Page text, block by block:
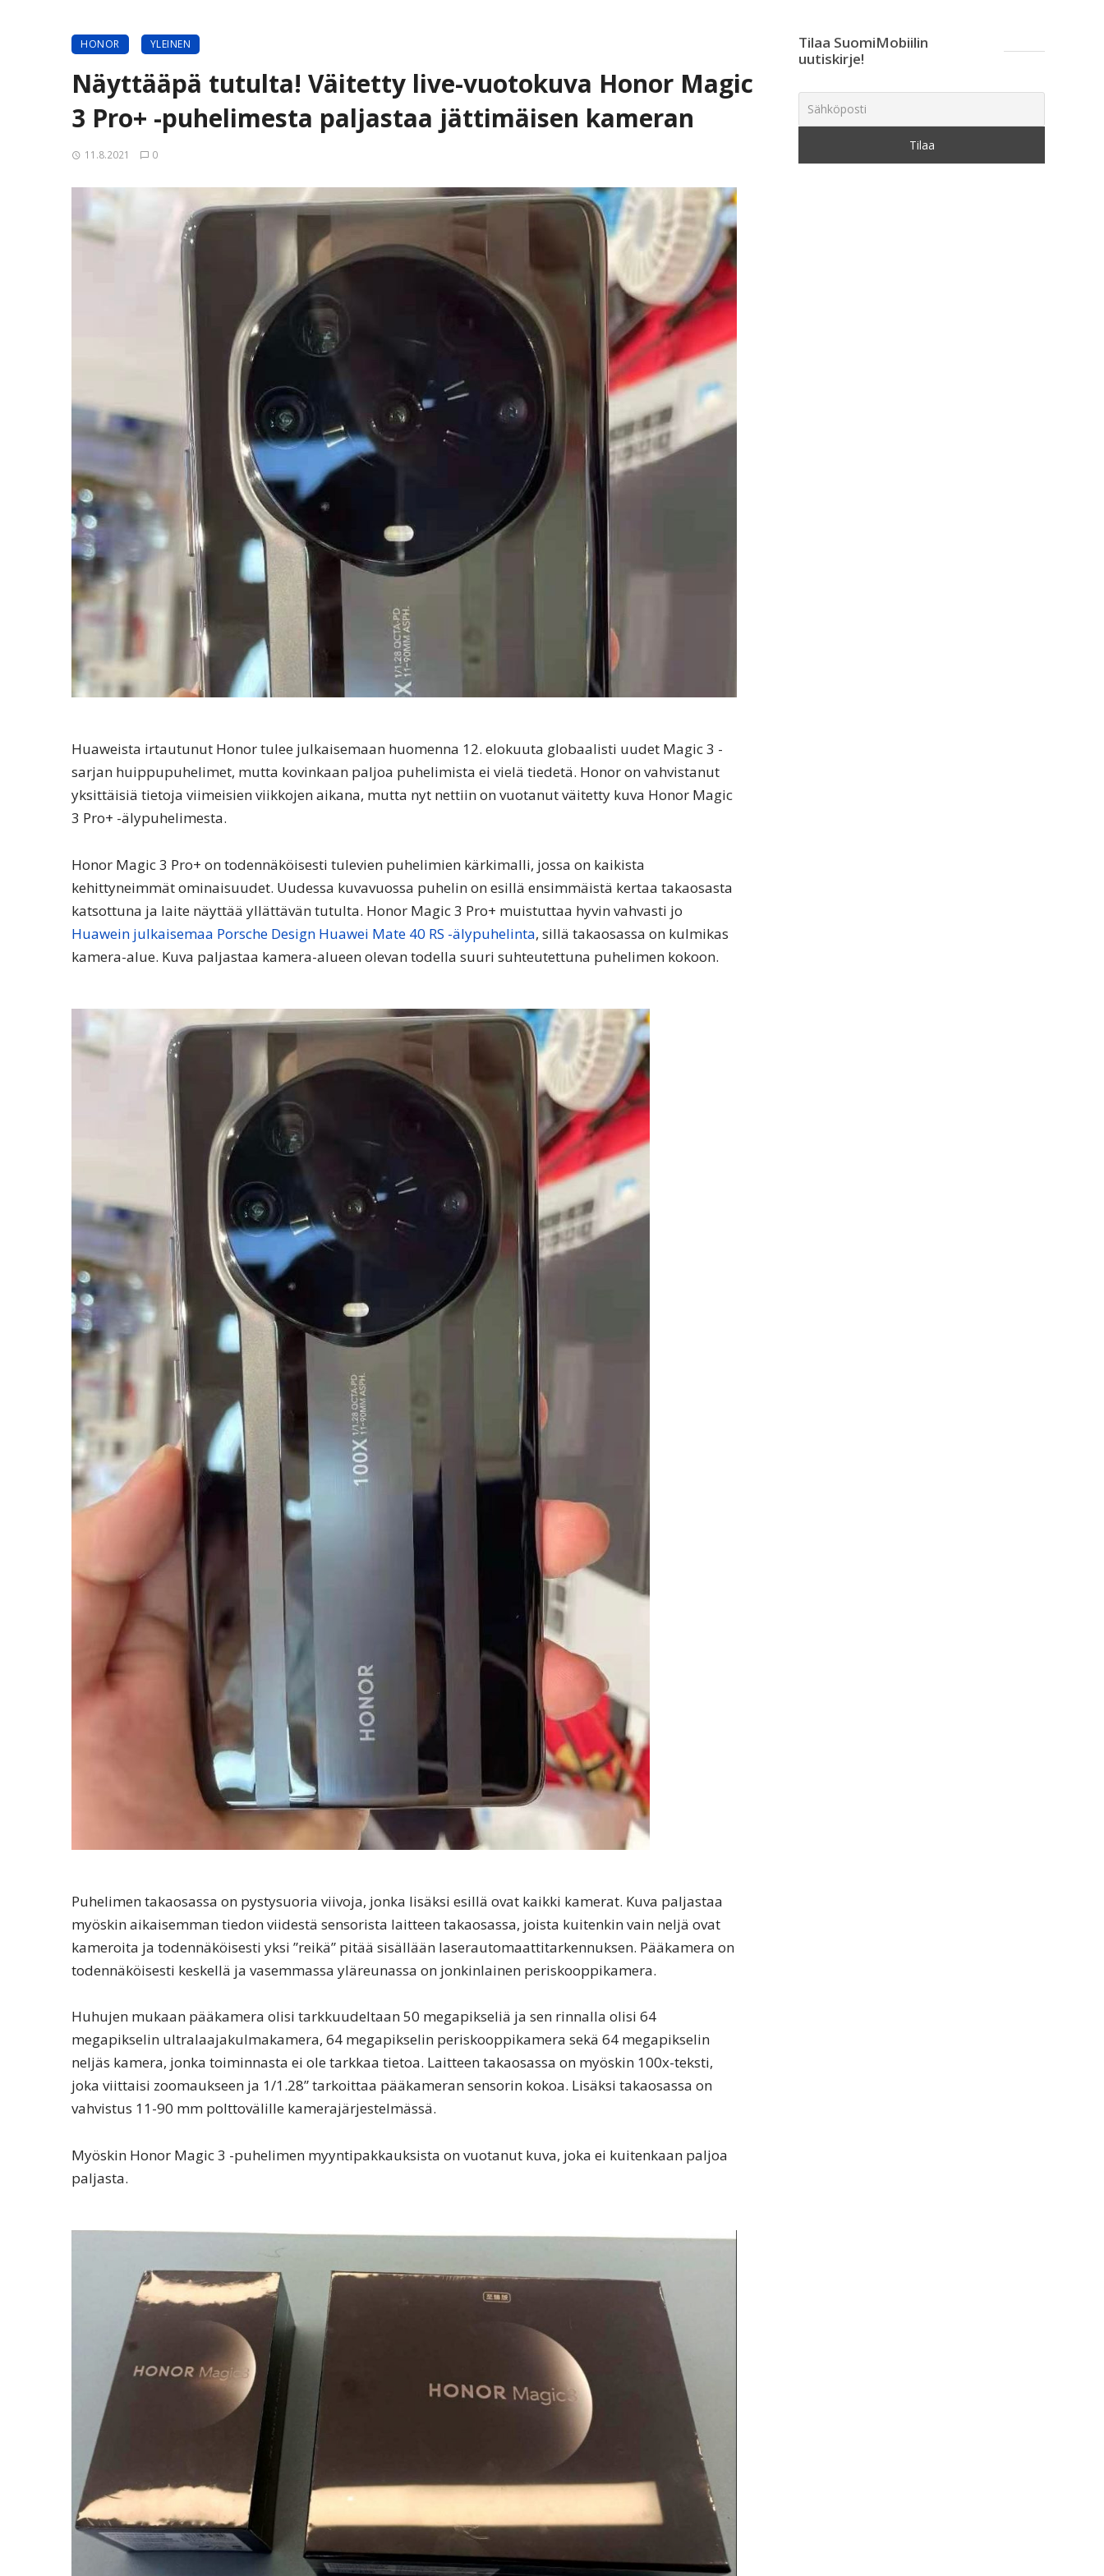
HONOR YLEINEN
Näyttääpä tutulta! Väitetty live-vuotokuva Honor Magic
3 Pro+ -puhelimesta paljastaa jättimäisen kameran
11.8.2021 0
Huaweista irtautunut Honor tulee julkaisemaan huomenna 12. elokuuta globaalisti uudet Magic 3 -
sarjan huippupuhelimet, mutta kovinkaan paljoa puhelimista ei vielä tiedetä. Honor on vahvistanut
yksittäisiä tietoja viimeisien viikkojen aikana, mutta nyt nettiin on vuotanut väitetty kuva Honor Magic
3 Pro+ -älypuhelimesta.
Honor Magic 3 Pro+ on todennäköisesti tulevien puhelimien kärkimalli, jossa on kaikista
kehittyneimmät ominaisuudet. Uudessa kuvavuossa puhelin on esillä ensimmäistä kertaa takaosasta
katsottuna ja laite näyttää yllättävän tutulta. Honor Magic 3 Pro+ muistuttaa hyvin vahvasti jo
Huawein julkaisemaa Porsche Design Huawei Mate 40 RS -älypuhelinta, sillä takaosassa on kulmikas
kamera-alue. Kuva paljastaa kamera-alueen olevan todella suuri suhteutettuna puhelimen kokoon.
Puhelimen takaosassa on pystysuoria viivoja, jonka lisäksi esillä ovat kaikki kamerat. Kuva paljastaa
myöskin aikaisemman tiedon viidestä sensorista laitteen takaosassa, joista kuitenkin vain neljä ovat
kameroita ja todennäköisesti yksi ”reikä” pitää sisällään laserautomaattitarkennuksen. Pääkamera on
todennäköisesti keskellä ja vasemmassa yläreunassa on jonkinlainen periskooppikamera.
Huhujen mukaan pääkamera olisi tarkkuudeltaan 50 megapikseliä ja sen rinnalla olisi 64
megapikselin ultralaajakulmakamera, 64 megapikselin periskooppikamera sekä 64 megapikselin
neljäs kamera, jonka toiminnasta ei ole tarkkaa tietoa. Laitteen takaosassa on myöskin 100x-teksti,
joka viittaisi zoomaukseen ja 1/1.28” tarkoittaa pääkameran sensorin kokoa. Lisäksi takaosassa on
vahvistus 11-90 mm polttovälille kamerajärjestelmässä.
Myöskin Honor Magic 3 -puhelimen myyntipakkauksista on vuotanut kuva, joka ei kuitenkaan paljoa
paljasta.
Tilaa SuomiMobiilin
uutiskirje!